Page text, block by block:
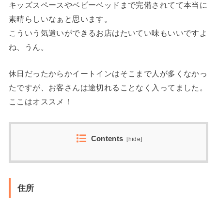
キッズスペースやベビーベッドまで完備されてて本当に
素晴らしいなぁと思います。
こういう気遣いができるお店はたいてい味もいいですよ
ね、うん。
休日だったからかイートインはそこまで人が多くなかっ
たですが、お客さんは途切れることなく入ってました。
ここはオススメ！
Contents [hide]
住所